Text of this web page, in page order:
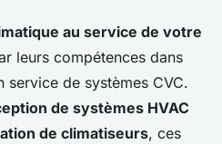
au service de votre
leurs compétences dans
service de systèmes CVC.
de systèmes HVAC
de climatiseurs, ces